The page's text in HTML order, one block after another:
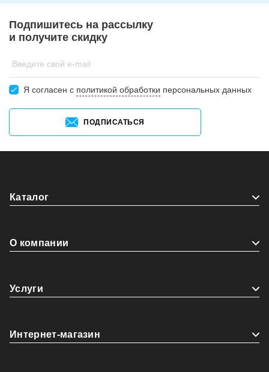
Подпишитесь на рассылку
и получите скидку
Введите свой e-mail
Я согласен c политикой обработки персональных данных
ПОДПИСАТЬСЯ
Каталог
О компании
Услуги
Интернет-магазин